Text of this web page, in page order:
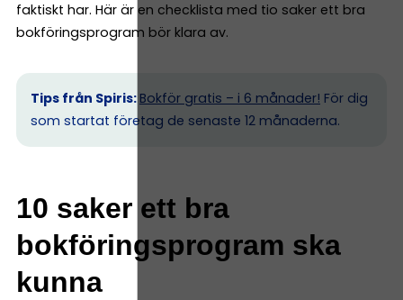
faktiskt har. Här är en checklista med tio saker ett bra
bokföringsprogram bör klara av.
Tips från Spiris: Bokför gratis – i 6 månader! För dig
som startat företag de senaste 12 månaderna.
10 saker ett bra
bokföringsprogram ska
kunna